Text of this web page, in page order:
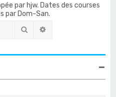
par hjw. Dates des courses
par Dom-San.
Rechercher